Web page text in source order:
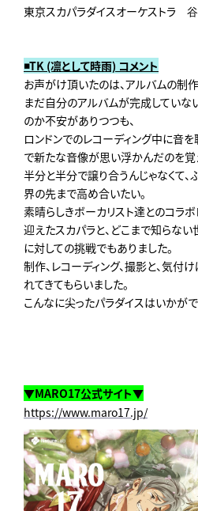
東京スカパラダイスオーケストラ
◾️TK (凛として時雨) コメント
お声がけ頂いたのは、アルバムの制
まだ自分のアルバムが完成していな
のか不安がありつつも、
ロンドンでのレコーディング中に音
で新たな音像が思い浮かんだのを覚
半分と半分で譲り合うんじゃなくて、
界の先まで高め合いたい。
素晴らしきボーカリスト達とのコラ
迎えたスカパラと、 どこまで知らな
に対しての挑戦でもありました。
制作、レコーディング、撮影と、気付け
れてきてもらいました。
こんなに尖ったパラダイスはいかがで
▼MARO17公式サイト▼
https://www.maro17.jp/